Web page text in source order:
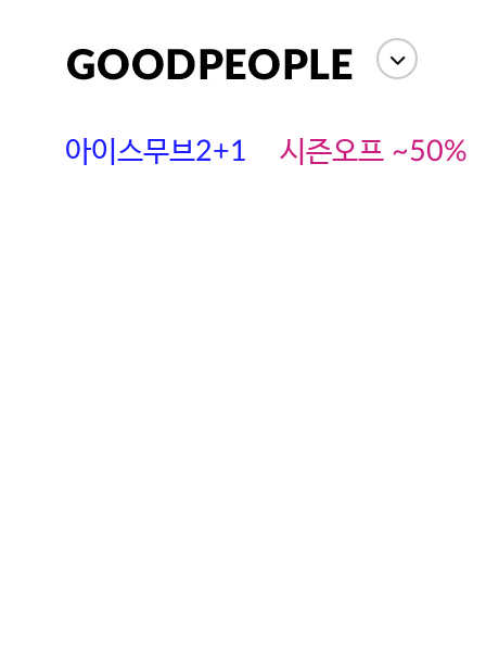
아이스무브2+1 시즌오프 ~50%